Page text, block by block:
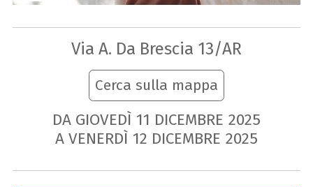
Via A. Da Brescia 13/AR
Cerca sulla mappa
DA GIOVEDÌ 11 DICEMBRE 2025
A VENERDÌ 12 DICEMBRE 2025